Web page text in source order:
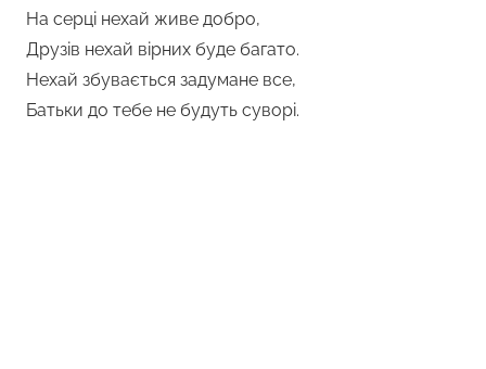
На серці нехай живе добро,
Друзів нехай вірних буде багато.
Нехай збувається задумане все,
Батьки до тебе не будуть суворі.